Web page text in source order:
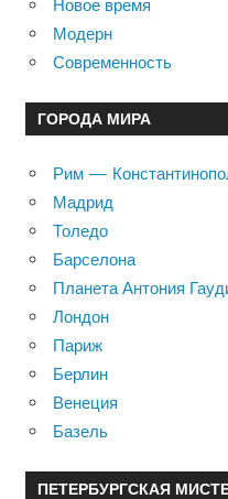
Новое время
Модерн
Современность
ГОРОДА МИРА
Рим —
Мадрид
Толедо
Барселона
Планета Антония
Лондон
Париж
Берлин
Венеция
Базель
ПЕТЕРБУРГСКАЯ